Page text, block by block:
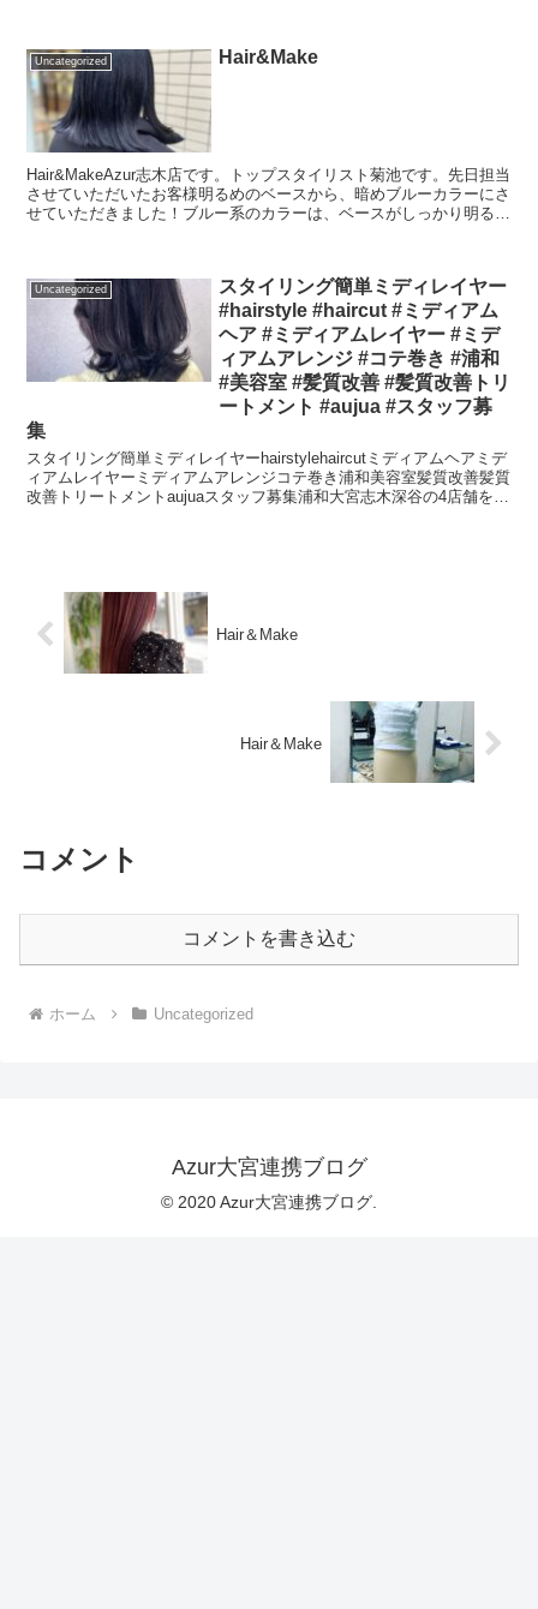
Uncategorized Hair&Make
Hair&MakeAzur志木店です。トップスタイリスト菊池です。先日担当
させていただいたお客様明るめのベースから、暗めブルーカラーにさ
せていただきました！ブルー系のカラーは、ベースがしっかり明るい
Uncategorized
スタイリング簡単ミディレイヤー
#hairstyle #haircut #ミディアム
ヘア #ミディアムレイヤー #ミデ
ィアムアレンジ #コテ巻き #浦和
#美容室 #髪質改善 #髪質改善トリ
ートメント #aujua #スタッフ募
集
スタイリング簡単ミディレイヤーhairstylehaircutミディアムヘアミデ
ィアムレイヤーミディアムアレンジコテ巻き浦和美容室髪質改善髪質
改善トリートメントaujuaスタッフ募集浦和大宮志木深谷の4店舗を展
Hair＆Make
Hair＆Make
コメント
コメントを書き込む
ホーム Uncategorized
Azur大宮連携ブログ
© 2020 Azur大宮連携ブログ.